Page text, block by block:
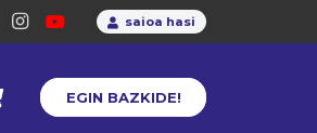
saioa hasi
EGIN BAZKIDE!